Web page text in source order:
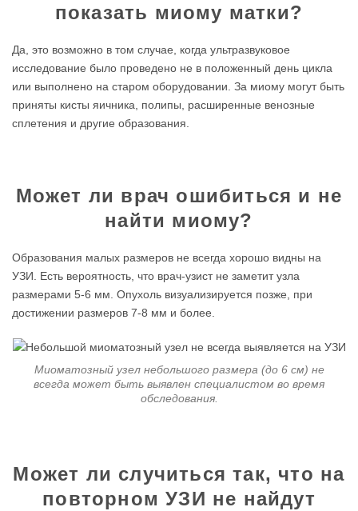
показать миому матки?
Да, это возможно в том случае, когда ультразвуковое
исследование было проведено не в положенный день цикла
или выполнено на старом оборудовании. За миому могут быть
приняты кисты яичника, полипы, расширенные венозные
сплетения и другие образования.
Может ли врач ошибиться и не
найти миому?
Образования малых размеров не всегда хорошо видны на
УЗИ. Есть вероятность, что врач-узист не заметит узла
размерами 5-6 мм. Опухоль визуализируется позже, при
достижении размеров 7-8 мм и более.
Миоматозный узел небольшого размера (до 6 см) не
всегда может быть выявлен специалистом во время
обследования.
Может ли случиться так, что на
повторном УЗИ не найдут